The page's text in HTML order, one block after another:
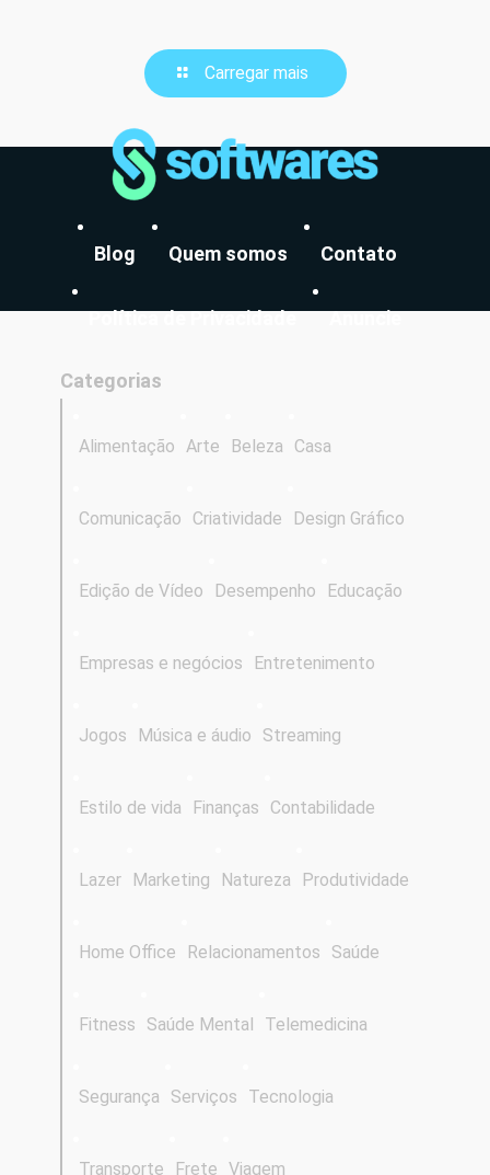
Carregar mais
Blog Quem somos Contato
Política de Privacidade Anuncie
Categorias
Alimentação Arte Beleza Casa
Comunicação Criatividade Design Gráfico
Edição de Vídeo Desempenho Educação
Empresas e negócios Entretenimento
Jogos Música e áudio Streaming
Estilo de vida Finanças Contabilidade
Lazer Marketing Natureza Produtividade
Home Office Relacionamentos Saúde
Fitness Saúde Mental Telemedicina
Segurança Serviços Tecnologia
Transporte Frete Viagem